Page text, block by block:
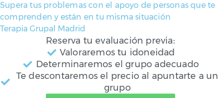
Supera tus problemas con el apoyo de personas que te
comprenden y están en tu misma situación
Terapia Grupal Madrid
Reserva tu evaluación previa:
Valoraremos tu idoneidad
Determinaremos el grupo adecuado
Te descontaremos el precio al apuntarte a un
grupo